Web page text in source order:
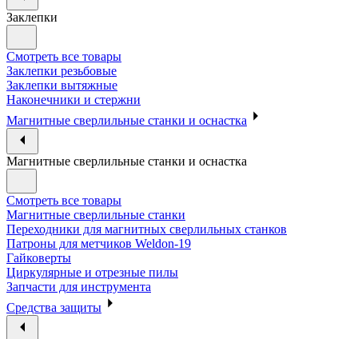
Заклепки
Смотреть все товары
Заклепки резьбовые
Заклепки вытяжные
Наконечники и стержни
Магнитные сверлильные станки и оснастка
Магнитные сверлильные станки и оснастка
Смотреть все товары
Магнитные сверлильные станки
Переходники для магнитных сверлильных станков
Патроны для метчиков Weldon-19
Гайковерты
Циркулярные и отрезные пилы
Запчасти для инструмента
Средства защиты